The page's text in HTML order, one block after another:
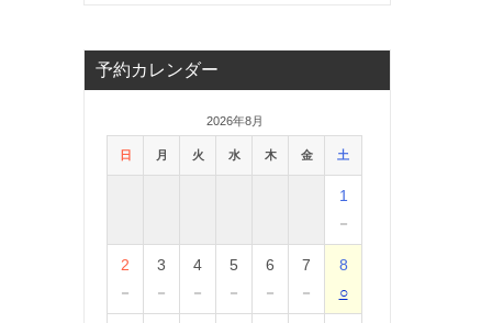
予約カレンダー
2026年8月
日 月 火 水 木 金 土
1
－
2
－
3
－
4
－
5
－
6
－
7
－
8
○